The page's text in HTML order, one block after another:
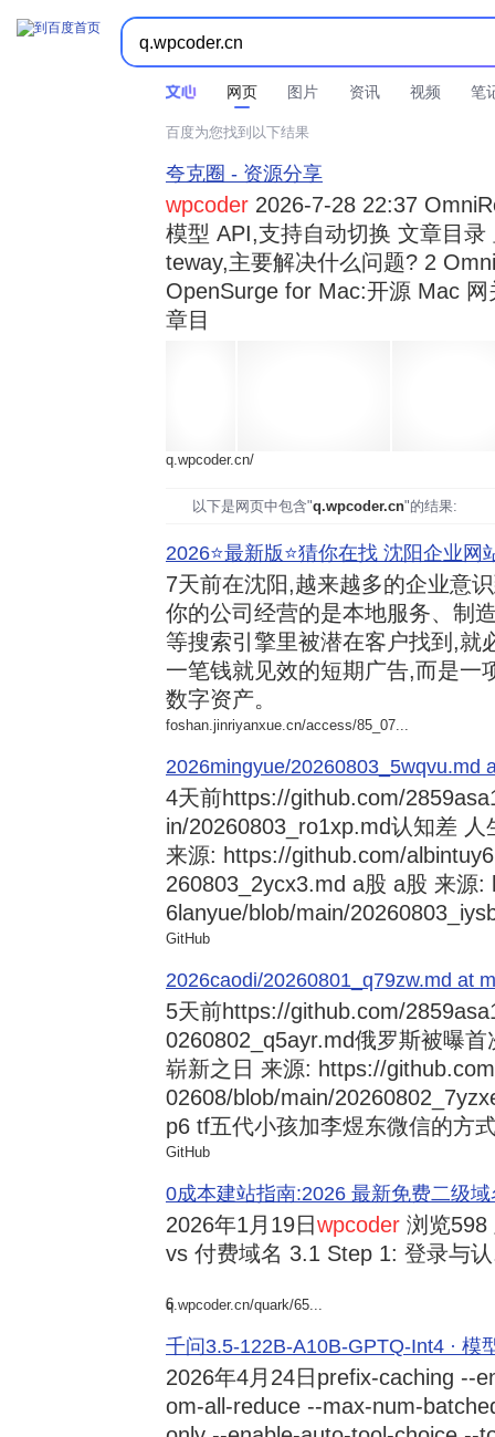
网页 图片 资讯 视频 笔
时间不限  所有网页和文件  站点内检索 
百度为您找到以下结果
夸克圈 - 资源分享
wpcoder 2026-7-28 22:37
模型 API,支持自动切换 文章目
teway,主要解决什么问题? 2
OpenSurge for Mac:开源 Mac
章目
q.wpcoder.cn/
以下是网页中包含"q.wpcoder.cn"的结果:
2026⭐️最新版⭐️猜你在找 沈阳企业网
7天前在沈阳,越来越多的企业意
你的公司经营的是本地服务、制
等搜索引擎里被潜在客户找到,就
一笔钱就见效的短期广告,而是一
数字资产。
foshan.jinriyanxue.cn/access/85_07...
2026mingyue/20260803_5wqvu.md
4天前https://github.com/
in/20260803_ro1xp.md认知差
来源: https://github.com/
260803_2ycx3.md a股 a股 来源
6lanyue/blob/main/
GitHub
2026caodi/20260801_q79zw.md at
5天前https://github.com/
0260802_q5ayr.md俄罗斯被曝
崭新之日 来源: https://
02608/blob/main/
p6 tf五代小孩加李煜东微信的方
GitHub
0成本建站指南:2026 最新免费二级
2026年1月19日wpcoder 浏览598
vs 付费域名 3.1 Step 1: 登录与
6
q.wpcoder.cn/quark/65...
千问3.5-122B-A10B-GPTQ-Int4 · 模
2026年4月24日 prefix-caching --
om-all-reduce --max-num-